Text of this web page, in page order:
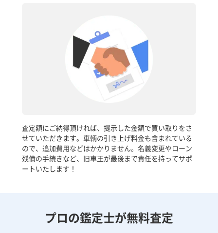
査定額にご納得頂ければ、提示した金額で買い取りをさ
せていただきます。車輌の引き上げ料金も含まれている
ので、追加費用などはかかりません。名義変更やローン
残債の手続きなど、旧車王が最後まで責任を持ってサポ
ートいたします！
プロの鑑定士が無料査定